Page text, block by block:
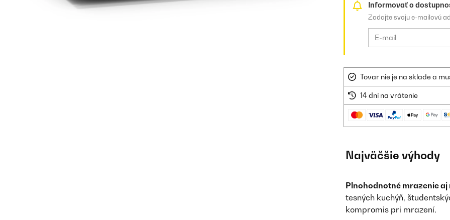
Informovať o
Zadajte svoju e-mailovú
Tovar nie je na sklade a
14 dní na vrátenie
Najväčšie výhody
Plnohodnotné mrazenie
tesných kuchýň,
kompromis pri mrazení.